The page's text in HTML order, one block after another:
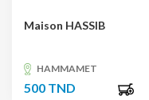
Maison HASSIB
HAMMAMET
500 TND